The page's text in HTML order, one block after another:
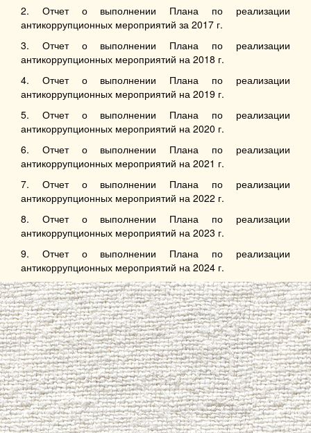
2. Отчет о выполнении Плана по реализации
антикоррупционных мероприятий за 2017 г.
3. Отчет о выполнении Плана по реализации
антикоррупционных мероприятий на 2018 г.
4. Отчет о выполнении Плана по реализации
антикоррупционных мероприятий на 2019 г.
5. Отчет о выполнении Плана по реализации
антикоррупционных мероприятий на 2020 г.
6. Отчет о выполнении Плана по реализации
антикоррупционных мероприятий на 2021 г.
7. Отчет о выполнении Плана по реализации
антикоррупционных мероприятий на 2022 г.
8. Отчет о выполнении Плана по реализации
антикоррупционных мероприятий на 2023 г.
9. Отчет о выполнении Плана по реализации
антикоррупционных мероприятий на 2024 г.